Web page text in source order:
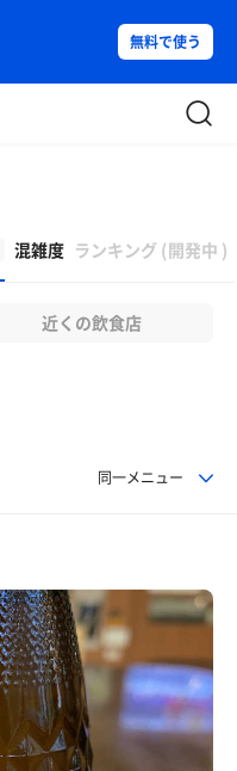
無料で使う
混雑度 ランキング (開発中 )
近くの飲食店
同一メニュー